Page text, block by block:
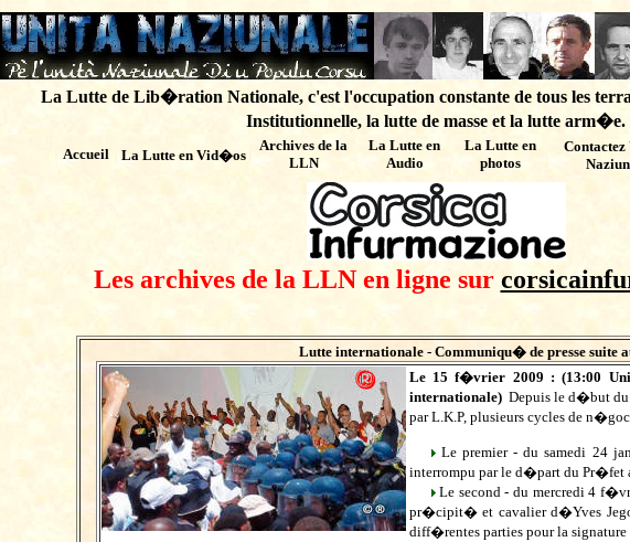
La Lutte de Lib�ration Nationale, c'est l'occupation constante de tous les
Institutionnelle, la lutte de masse et la lutte arm�e.
Accueil La Lutte en Vid�os
Archives de la
LLN
La Lutte en
Audio
La Lutte en
photos
Les archives de la LLN en ligne sur
Lutte internationale - Communiqu� de presse suite
Le 15 f�vrier 2009 : (13:00
internationale) Depuis le d�but
par L.K.P, plusieurs cycles de
Le premier - du samedi 24
interrompu par le d�part du Pr�fet
Le second - du mercredi 4
pr�cipit� et cavalier d�Yves
diff�rentes parties pour la